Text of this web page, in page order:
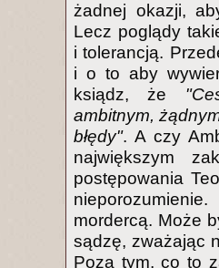
żadnej okazji,
Lecz poglądy
i tolerancją.
i o to aby
ksiądz, że
ambitnym,
błędy". A czy
największym
postępowania
mordercą. Może
sądzę, zważając
Poza tym, co to